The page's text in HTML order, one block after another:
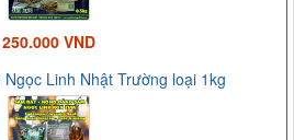
250.000 VND
Linh Nhật Trường loại 1kg